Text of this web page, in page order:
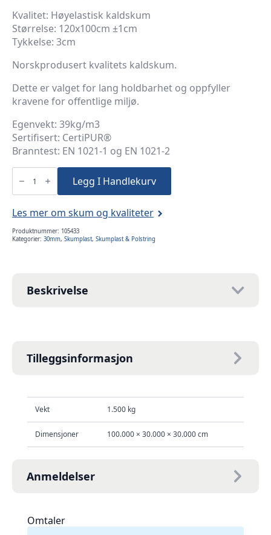
Kvalitet: Høyelastisk kaldskum
Størrelse: 120x100cm ±1cm
Tykkelse: 3cm
Norskprodusert kvalitets kaldskum.
Dette er valget for lang holdbarhet og oppfyller
kravene for offentlige miljø.
Egenvekt: 39kg/m3
Sertifisert: CertiPUR®
Branntest: EN 1021-1 og EN 1021-2
3cm
100x120cm
Kaldskum
39K
Legg I Handlekurv
Les mer om skum og kvaliteter
Produktnummer: 105433
Kategorier: 30mm, Skumplast, Skumplast & Polstring
Beskrivelse
Tilleggsinformasjon
Vekt 1.500 kg
Dimensjoner 100.000 × 30.000 × 30.000 cm
Anmeldelser
Omtaler